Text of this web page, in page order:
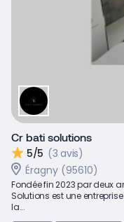
Cr bati solutions
5/5 (3 avis)
Éragny (95610)
Fondée fin 2023 par deux
Solutions est une
la...